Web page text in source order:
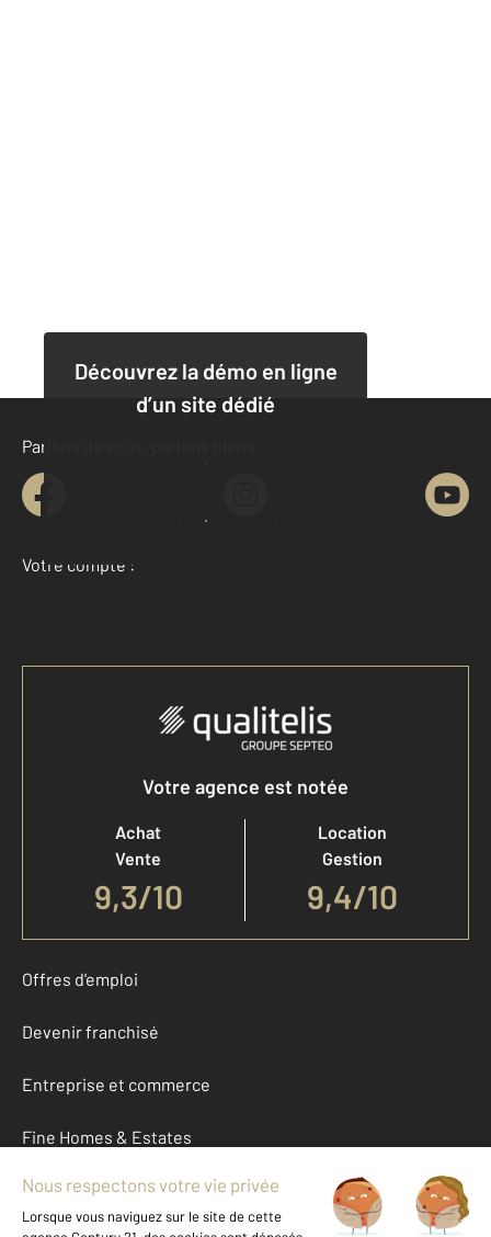
Découvrez la démo en ligne
d’un site dédié
Site dédié pour un appartement
Site dédié pour une maison
Parlons de vous, parlons biens
Votre compte :
Accéder à mon compte
Votre agence est notée
Achat
Vente
9,3/10
Location
Gestion
9,4/10
Offres d'emploi
Devenir franchisé
Entreprise et commerce
Fine Homes & Estates
À propos